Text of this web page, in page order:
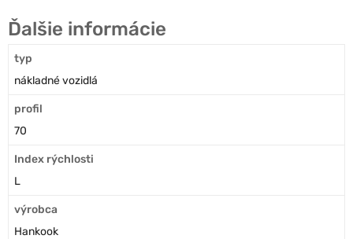
Ďalšie informácie
typ
nákladné vozidlá
profil
70
Index rýchlosti
L
výrobca
Hankook